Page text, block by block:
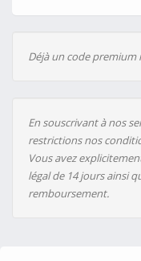
Déjà un code premium
En souscrivant à nos
restrictions nos
Vous avez
légal de 14 jours ainsi
remboursement.